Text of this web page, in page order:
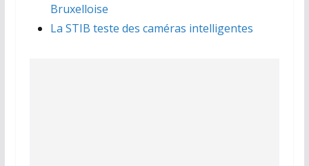
Bruxelloise
La STIB teste des caméras intelligentes